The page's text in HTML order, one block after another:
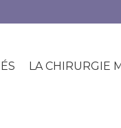
LA CHIRURGIE